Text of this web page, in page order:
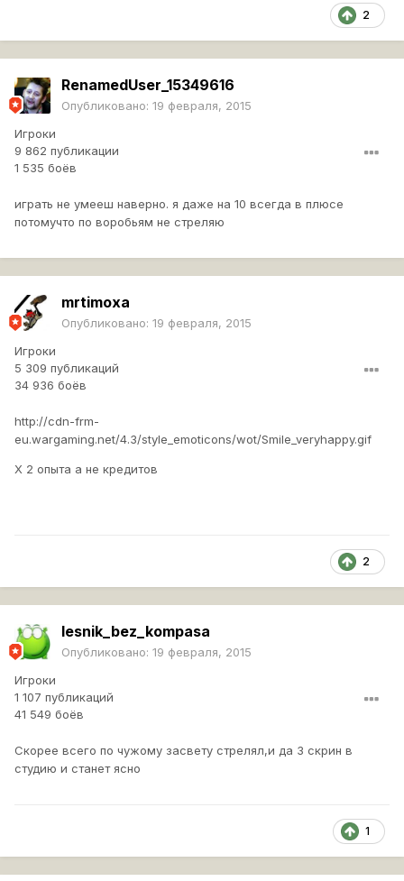
2
RenamedUser_15349616
Опубликовано: 19 февраля, 2015
Игроки
9 862 публикации
1 535 боёв
играть не умееш наверно. я даже на 10 всегда в плюсе
потомучто по воробьям не стреляю
mrtimoxa
Опубликовано: 19 февраля, 2015
Игроки
5 309 публикаций
34 936 боёв
http://cdn-frm-
eu.wargaming.net/4.3/style_emoticons/wot/Smile_veryhappy.gif
Х 2 опыта а не кредитов
2
lesnik_bez_kompasa
Опубликовано: 19 февраля, 2015
Игроки
1 107 публикаций
41 549 боёв
Скорее всего по чужому засвету стрелял,и да 3 скрин в
студию и станет ясно
1